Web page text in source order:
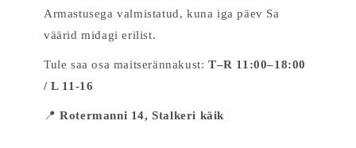
Armastusega valmistatud, kuna iga päev Sa
väärid midagi erilist.
Tule saa osa maitserännakust: T–R 11:00–18:00
/ L 11-16
📍Rotermanni 14, Stalkeri käik